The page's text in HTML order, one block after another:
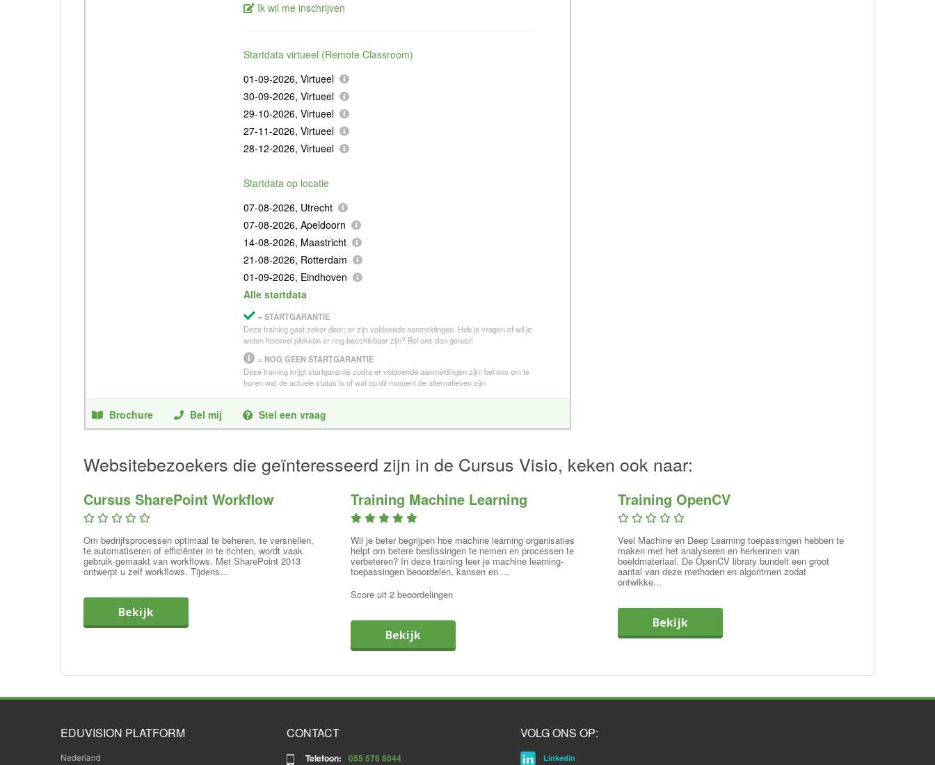
Ik wil me inschrijven
Startdata virtueel (Remote Classroom)
01-09-2026, Virtueel
30-09-2026, Virtueel
29-10-2026, Virtueel
27-11-2026, Virtueel
28-12-2026, Virtueel
Startdata op locatie
07-08-2026, Utrecht
07-08-2026, Apeldoorn
14-08-2026, Maastricht
21-08-2026, Rotterdam
01-09-2026, Eindhoven
Alle startdata
= STARTGARANTIE
Deze training gaat zeker door; er zijn voldoende aanmeldingen. Heb je vragen of wil je
weten hoeveel plekken er nog beschikbaar zijn? Bel ons dan gerust!
= NOG GEEN STARTGARANTIE
Deze training krijgt startgarantie zodra er voldoende aanmeldingen zijn: bel ons om te
horen wat de actuele status is of wat op dit moment de alternatieven zijn.
Brochure Bel mij Stel een vraag
Websitebezoekers die geïnteresseerd zijn in de Cursus Visio, keken ook naar:
Cursus SharePoint Workflow
Om bedrijfsprocessen optimaal te beheren, te versnellen,
te automatiseren of efficiënter in te richten, wordt vaak
gebruik gemaakt van workflows. Met SharePoint 2013
ontwerpt u zelf workflows. Tijdens...
Bekijk
Training Machine Learning
Wil je beter begrijpen hoe machine learning organisaties
helpt om betere beslissingen te nemen en processen te
verbeteren? In deze training leer je machine learning-
toepassingen beoordelen, kansen en ...
Score uit 2 beoordelingen
Bekijk
Training OpenCV
Veel Machine en Deep Learning toepassingen hebben te
maken met het analyseren en herkennen van
beeldmateriaal. De OpenCV library bundelt een groot
aantal van deze methoden en algoritmen zodat
ontwikke...
Bekijk
EDUVISION PLATFORM
Nederland
CONTACT
Telefoon: 055 576 8044
VOLG ONS OP:
Linkedin